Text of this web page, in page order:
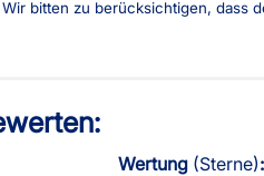
Kostenloser
Widerruf
bitten zu berücksichtigen, dass
Wertung (Sterne):